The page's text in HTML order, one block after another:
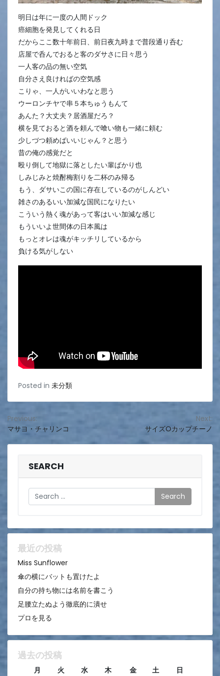
明日は年に一度の人間ドック
癌細胞を発見してくれる日
だからここ数十年前日、前日夜九時まで普段通り呑む
店屋で呑んでおると客のダサさに日々思う
一人客の品の無い空気
自分さえ良ければの空気感
こりゃ、一人がいいわなと思う
ウーロンチヤで串５本ちゅうもんて
あんた？大丈夫？居酒屋だろ？
横を見ておると酒を頼んで喰い物も一緒に頼む
少しづつ頼めばいいじゃん？と思う
昔の俺の感覚だと
殴り倒して地獄に落としたい輩ばかり也
しみじみと焼酎梅割りを二杯のみ帰る
もう、ダサいこの国に存在しているのがしんどい
雑さのあるいい加減な国民になりたい
こういう熱く魂があって客はいい加減な感じ
もういいよ世間体の日本風は
もっとオレは魂がキッチリしているから
負ける気がしない
Posted in 未分類
投
稿
ョ
ン
Previous:
マサヨ・チャリンコ
Next:
サイズOカップチーノ
SEARCH
Search
最近の投稿
Miss Sunflower
傘の横にバットも置けたよ
自分の持ち物には名前を書こう
足腰立たぬよう徹底的に潰せ
プロを見る
過去の投稿
月 火 水 木 金 土
日